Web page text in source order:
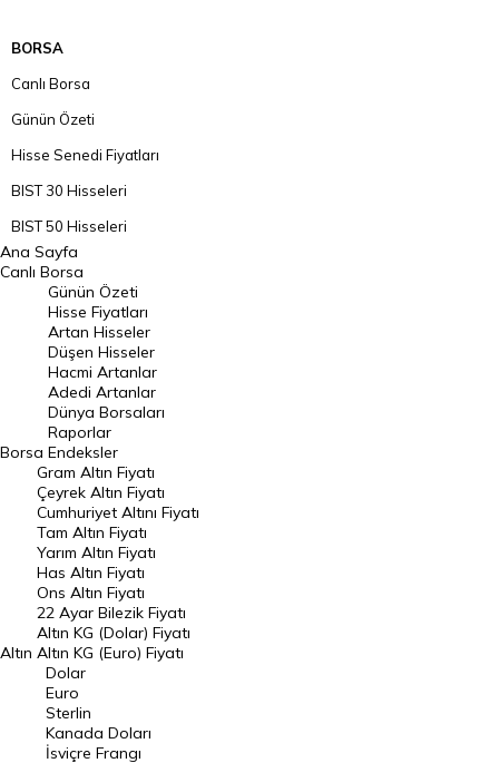
BORSA
Canlı Borsa
Günün Özeti
Hisse Senedi Fiyatları
BIST 30 Hisseleri
BIST 50 Hisseleri
BIST 100 Hisseleri
En Çok Artan Hisseler
En Çok Düşen Hisseler
Hacmi Artanlar
Geçmiş Kapanışlar
Dünya Borsaları
Raporlar
Endeksler
DÖVİZ
Döviz Kuru
Dolar Kuru
Euro Kuru
Pound Kuru
Frank Kuru
Ana Sayfa
Canlı Borsa
Borsa
Günün Özeti
Hisse Fiyatları
Artan Hisseler
Düşen Hisseler
Hacmi Artanlar
Adedi Artanlar
Dünya Borsaları
Raporlar
Endeksler
Altın
Gram Altın Fiyatı
Çeyrek Altın Fiyatı
Cumhuriyet Altını Fiyatı
Tam Altın Fiyatı
Yarım Altın Fiyatı
Has Altın Fiyatı
Ons Altın Fiyatı
22 Ayar Bilezik Fiyatı
Altın KG (Dolar) Fiyatı
Altın KG (Euro) Fiyatı
Dolar
Euro
Sterlin
Kanada Doları
İsviçre Frangı